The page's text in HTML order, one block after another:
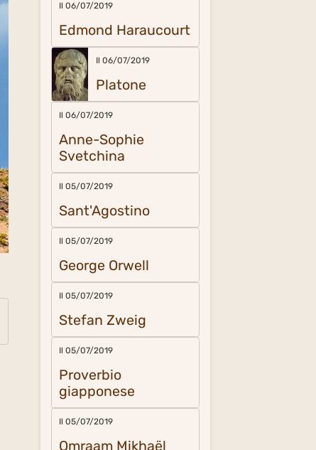
Il 06/07/2019
Edmond Haraucourt
Il 06/07/2019
Platone
Il 06/07/2019
Anne-Sophie
Svetchina
Il 05/07/2019
Sant'Agostino
Il 05/07/2019
George Orwell
Il 05/07/2019
Stefan Zweig
Il 05/07/2019
Proverbio
giapponese
Il 05/07/2019
Omraam Mikhaël